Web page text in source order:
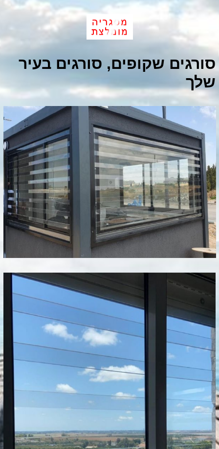
סורגים שקופים, סורגים בעיר
שלך